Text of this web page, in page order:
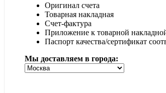
Оригинал счета
Товарная накладная
Счет-фактура
Приложение к товарной
Паспорт качества/сертификат
Мы доставляем в города: